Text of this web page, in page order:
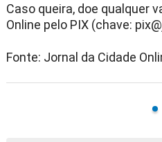
Caso queira, doe qualquer
Online pelo PIX (chave:
Fonte: Jornal da Cidade